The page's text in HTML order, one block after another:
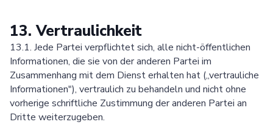
13. Vertraulichkeit
13.1. Jede Partei verpflichtet sich, alle nicht-öffentlichen
Informationen, die sie von der anderen Partei im
Zusammenhang mit dem Dienst erhalten hat („vertrauliche
Informationen"), vertraulich zu behandeln und nicht ohne
vorherige schriftliche Zustimmung der anderen Partei an
Dritte weiterzugeben.